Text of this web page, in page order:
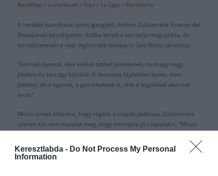
Keresztlabda - Do Not Process My Personal
Information
Kezdőlap » x-archívum » Foci » La Liga » Barcelona
A korábbi barcelonai sport igazgató, Andoni Zubizarreta Vicente del
Bowquevel beszélgetett. Szóba került a karrierje megújítása, és
természetesen a nyár legforróbb témája is: Leo Messi távozása.
“Vannak olyanok, akik sokkal többet jelentenek, mint egy nagy
játékos és Leo egy közülük. A távozása fájdalmas lenne, mint
játékos, de a ligának, a gyerekeknek is, akik a legjobbak akarnak
lenni.”
Messi annak ellenére, hogy régóta a csapat játékosa, Zubizarreta
szerint ezt nem mutatta meg, hogy mennyire jó csapattárs: “Messi
viselkedése a csapatnál. Az Ő nagy problémája, hogy saját magával
versenyzik.”